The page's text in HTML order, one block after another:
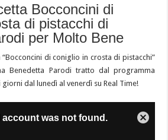
Bocconcini di
di pistacchi di
per Molto Bene
di coniglio in crosta di pistacchi”
Benedetta Parodi tratto dal programma
dal lunedì al venerdì su Real Time!